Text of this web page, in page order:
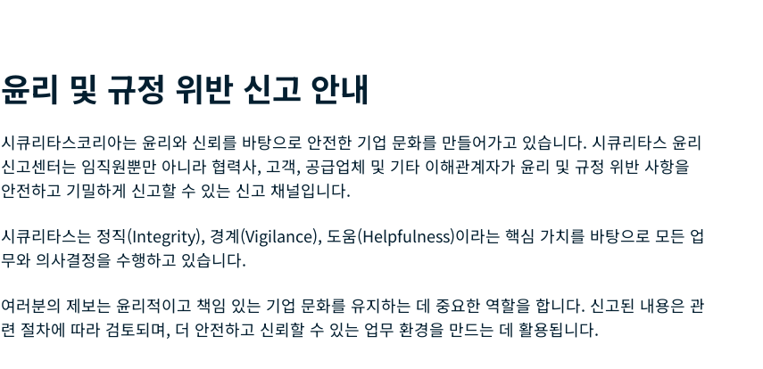
윤리 및 규정 위반 신고 안내
시큐리타스코리아는 윤리와 신뢰를 바탕으로 안전한 기업 문화를 만들어가고 있습니다. 시큐리타스 윤리
신고센터는 임직원뿐만 아니라 협력사, 고객, 공급업체 및 기타 이해관계자가 윤리 및 규정 위반 사항을
안전하고 기밀하게 신고할 수 있는 신고 채널입니다.
시큐리타스는 정직(Integrity), 경계(Vigilance), 도움(Helpfulness)이라는 핵심 가치를 바탕으로 모든 업
무와 의사결정을 수행하고 있습니다.
여러분의 제보는 윤리적이고 책임 있는 기업 문화를 유지하는 데 중요한 역할을 합니다. 신고된 내용은 관
련 절차에 따라 검토되며, 더 안전하고 신뢰할 수 있는 업무 환경을 만드는 데 활용됩니다.